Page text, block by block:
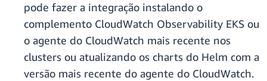
pode fazer a integração instalando o
complemento CloudWatch Observability EKS ou
o agente do CloudWatch mais recente nos
clusters ou atualizando os charts do Helm com a
versão mais recente do agente do CloudWatch.